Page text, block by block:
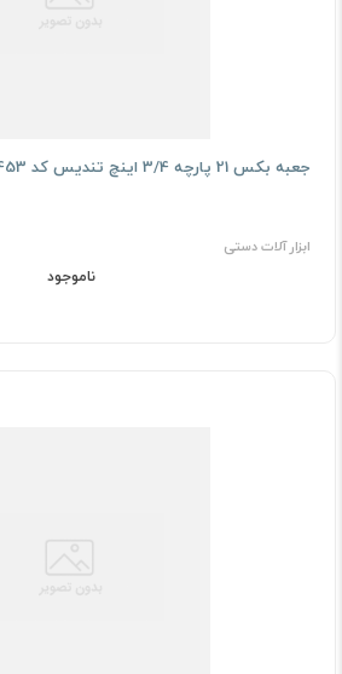
جعبه بکس 21 پارچه 3/4 اینچ تندیس کد TT-2453
ابزار آلات دستی
ناموجود